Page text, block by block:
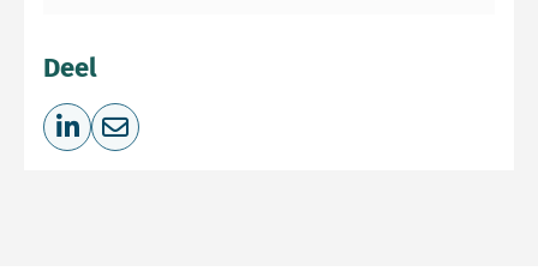
Deel
Deel op LinkedIn
Deel via e-mail